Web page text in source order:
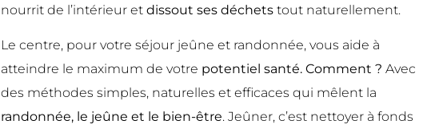
nourrit de l’intérieur etdissout ses déchetstout naturellement.
Le centre, pour votre séjour jeûne et randonnée, vous aide à
atteindre le maximum de votre potentiel santé. Comment ?Avec
des méthodes simples, naturelles et efficaces qui mêlent la
randonnée, le jeûne et le bien-être. Jeûner, c’est nettoyer à fonds